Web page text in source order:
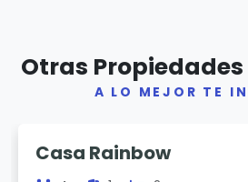
Otras
A LO MEJOR TE
Casa Rainbow